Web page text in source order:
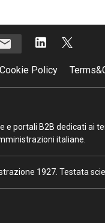
Policy
e portali B2B dedicati ai
italiane.
1927. Testata